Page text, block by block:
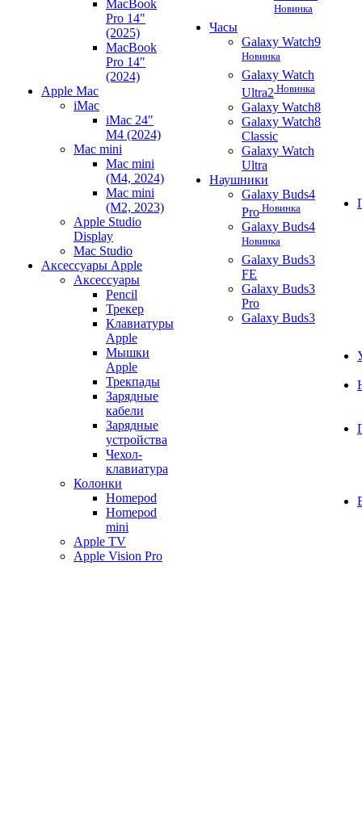
MacBook
Pro 14"
(2025)
MacBook
Pro 14"
(2024)
Apple Mac
iMac
iMac 24"
M4 (2024)
Mac mini
Mac mini
(M4, 2024)
Mac mini
(M2, 2023)
Apple Studio
Display
Mac Studio
Аксессуары Apple
Аксессуары
Pencil
Трекер
Клавиатуры
Apple
Мышки
Apple
Трекпады
Зарядные
кабели
Зарядные
устройства
Чехол-
клавиатура
Колонки
Homepod
Homepod
mini
Apple TV
Apple Vision Pro
Новинка
Часы
Galaxy Watch9
Новинка
Galaxy Watch
Ultra2 Новинка
Galaxy Watch8
Galaxy Watch8
Classic
Galaxy Watch
Ultra
Наушники
Galaxy Buds4
Pro Новинка
Galaxy Buds4
Новинка
Galaxy Buds3
FE
Galaxy Buds3
Pro
Galaxy Buds3